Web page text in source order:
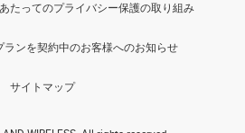
たってのプライバシー保護の取り組み
ランを契約中のお客様へのお知らせ
サイトマップ